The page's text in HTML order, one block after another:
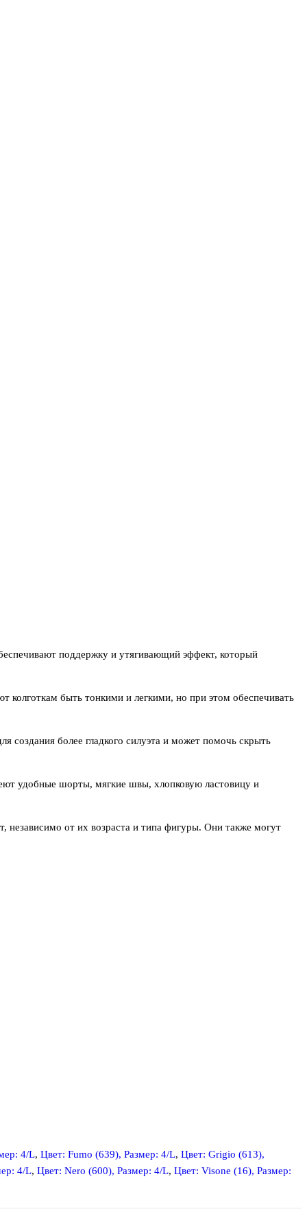
поддержку и утягивающий эффект, который
колготкам быть тонкими и легкими, но при этом обеспечивать
более гладкого силуэта и может помочь скрыть
удобные шорты, мягкие швы, хлопковую ластовицу и
независимо от их возраста и типа фигуры. Они также могут
4/L, Цвет: Fumo (639), Размер: 4/L, Цвет: Grigio (613),
4/L, Цвет: Nero (600), Размер: 4/L, Цвет: Visone (16), Размер: